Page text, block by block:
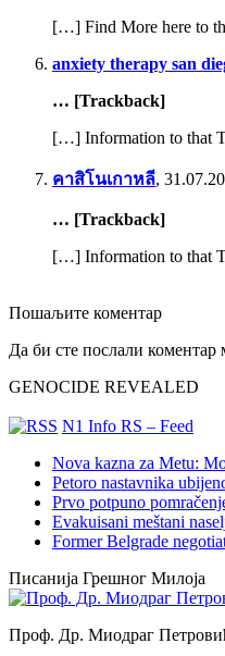
[…] Find More here to
anxiety therapy san
… [Trackback]
[…] Information to that
คาสิโนเกาหลี,
… [Trackback]
[…] Information to that
Пошаљите коментар
Да би сте послали коментар
GENOCIDE REVEALED
N1 Info RS – Feed
Nova kazna za Metu:
Petoro nastavnika
Prvo potpuno
Evakuisani meštani
Former Belgrade
Писанија Грешног Милоја
Проф. Др. Миодраг